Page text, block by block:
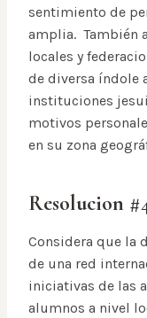
sentimiento de
amplia. También
locales y
de diversa índole
instituciones
motivos
en su zona
Resolucion
Considera que la
de una red
iniciativas de las
alumnos a nivel